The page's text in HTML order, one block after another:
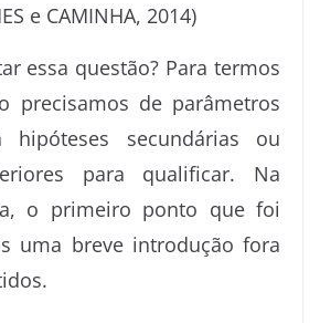
e CAMINHA, 2014)
essa questão? Para termos
precisamos de parâmetros
secundárias ou
para qualificar. Na
o primeiro ponto que foi
uma breve introdução fora